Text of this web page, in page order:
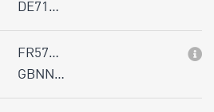
DE71…
FR57…
GBNN…